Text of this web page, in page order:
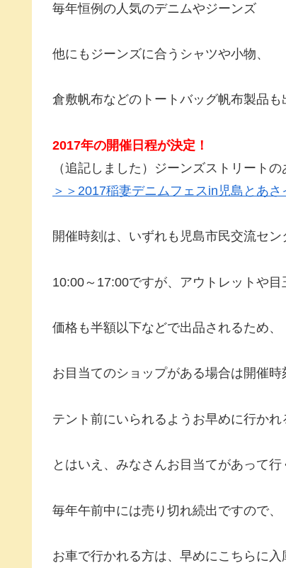
毎年恒例の人気のデニムやジーンズ
他にもジーンズに合うシャツや小物、
倉敷帆布などのトートバッグ帆布製品も
2017年の開催日程が決定！
（追記しました）ジーンズストリート
＞＞2017稲妻デニムフェスin児島とあさ
開催時刻は、いずれも児島市民交流セ
10:00～17:00ですが、アウトレットや目
価格も半額以下などで出品されるため、
お目当てのショップがある場合は開催時
テント前にいられるようお早めに行かれ
とはいえ、みなさんお目当てがあって
毎年午前中には売り切れ続出ですので、
お車で行かれる方は、早めにこちらに入